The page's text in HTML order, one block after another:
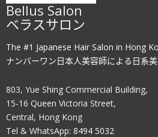
Bellus Salon
ベラスサロン
The #1 Japanese Hair Salon in Hong
ナンバーワン日本人美容師による日系
803, Yue Shing Commercial Building,
15-16 Queen Victoria Street,
Central, Hong Kong
Tel & WhatsApp: 8494 5032